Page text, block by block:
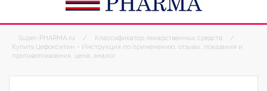
Super-PHARMA.ru / Классификатор лекарственных средств
/
Купить Цефокситин – Инструкция по применению, отзывы, показания и
противопоказания, цена, аналог